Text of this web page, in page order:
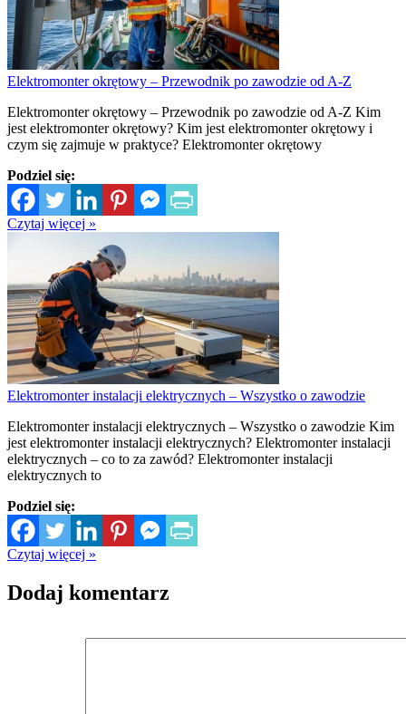
Elektromonter okrętowy – Przewodnik po zawodzie od A-Z
Elektromonter okrętowy – Przewodnik po zawodzie od A-Z Kim
jest elektromonter okrętowy? Kim jest elektromonter okrętowy i
czym się zajmuje w praktyce? Elektromonter okrętowy
Podziel się:
Czytaj więcej »
Elektromonter instalacji elektrycznych – Wszystko o zawodzie
Elektromonter instalacji elektrycznych – Wszystko o zawodzie Kim
jest elektromonter instalacji elektrycznych? Elektromonter instalacji
elektrycznych – co to za zawód? Elektromonter instalacji
elektrycznych to
Podziel się:
Czytaj więcej »
Dodaj komentarz